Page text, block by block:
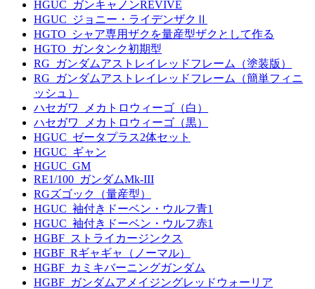
HGUC_ガンキャノンREVIVE
HGUC_ジョニー・ライデンザクⅡ
HGTO_シャア専用ザクを量産型ザクとして作る
HGTO_ガンタンク初期型
RG_ガンダムアストレイレッドフレーム（塗装版）
RG_ガンダムアストレイレッドフレーム（簡単フィニ
ッシュ）
ハセガワ_メカトロウィーゴ（白）
ハセガワ_メカトロウィーゴ（黒）
HGUC_ゼータプラス2体セット
HGUC_ギャン
HGUC_GM
RE1/100_ガンダムMk-III
RGズゴック（量産型）
HGUC_袖付きドーベン・ウルフ青1
HGUC_袖付きドーベン・ウルフ赤1
HGBF_ストライカージンクス
HGBF_Rギャギャ（ノーマル）
HGBF_カミキバーニングガンダム
HGBF_ガンダムアメイジングレッドウォーリア